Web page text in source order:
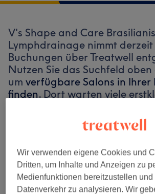
V's Shape and Care
Lymphdrainage nimmt derzeit
Buchungen über Treatwell
Nutzen Sie das Suchfeld
um verfügbare Salons in Ihrer
finden. Dort warten viele
Wir verwenden eigene Cookies und
Dritten, um Inhalte und Anzeigen zu
Medienfunktionen bereitzustellen und
Datenverkehr zu analysieren. Wir